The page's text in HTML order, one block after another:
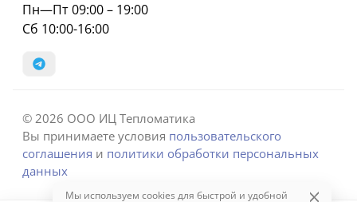
Пн—Пт 09:00 – 19:00
Сб 10:00-16:00
© 2026 ООО ИЦ Тепломатика
Вы принимаете условия пользовательского
соглашения и политики обработки персональных
данных
Мы используем cookies для быстрой и удобной